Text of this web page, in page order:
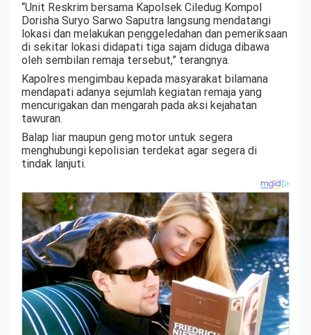
“Unit Reskrim bersama Kapolsek Ciledug Kompol
Dorisha Suryo Sarwo Saputra langsung mendatangi
lokasi dan melakukan penggeledahan dan pemeriksaan
di sekitar lokasi didapati tiga sajam diduga dibawa
oleh sembilan remaja tersebut,” terangnya.
Kapolres mengimbau kepada masyarakat bilamana
mendapati adanya sejumlah kegiatan remaja yang
mencurigakan dan mengarah pada aksi kejahatan
tawuran.
Balap liar maupun geng motor untuk segera
menghubungi kepolisian terdekat agar segera di
tindak lanjuti.